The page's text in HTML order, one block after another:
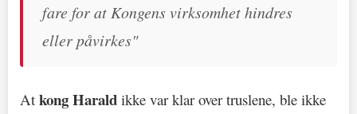
fare for at Kongens virksomhet hindres
eller påvirkes"
At kong Harald ikke var klar over truslene, ble ikke